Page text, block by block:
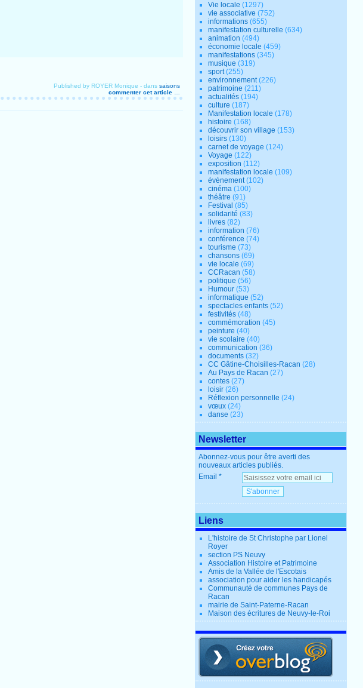
Published by ROYER Monique -dans saisons
commenter cet article
Vie locale (1297)
vie associative (752)
informations (655)
manifestation culturelle (634)
animation (494)
économie locale (459)
manifestations (345)
musique (319)
sport(255)
environnement(226)
patrimoine (211)
actualités (194)
culture (187)
Manifestation locale (178)
histoire (168)
découvrir son village (153)
loisirs (130)
carnet de voyage (124)
Voyage (122)
exposition (112)
manifestation locale (109)
évènement(102)
cinéma (100)
théâtre (91)
Festival (85)
solidarité (83)
livres (82)
information (76)
conférence (74)
tourisme (73)
chansons (69)
vie locale (69)
CCRacan (58)
politique (56)
Humour (53)
informatique (52)
spectacles enfants (52)
festivités (48)
commémoration (45)
peinture (40)
vie scolaire (40)
communication (36)
documents (32)
CC Gâtine-Choisilles-Racan (28)
Au Pays de Racan (27)
contes (27)
loisir (26)
Réflexion personnelle (24)
vœux (24)
danse (23)
Newsletter
Abonnez-vous pour être averti des
nouveaux articles publiés.
Email
Liens
L'histoire de St Christophe par Lionel
Royer
section PS Neuvy
Association Histoire et Patrimoine
Amis de la Vallée de l'Escotais
association pour aider les handicapés
Communauté de communes Pays de
Racan
mairie de Saint-Paterne-Racan
Maison des écritures de Neuvy-le-Roi